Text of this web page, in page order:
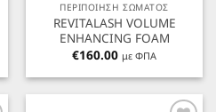
ΠΕΡΙΠΟΙΗΣΗ ΣΩΜΑΤΟΣ
REVITALASH VOLUME
ENHANCING FOAM
€160.00 με ΦΠΑ